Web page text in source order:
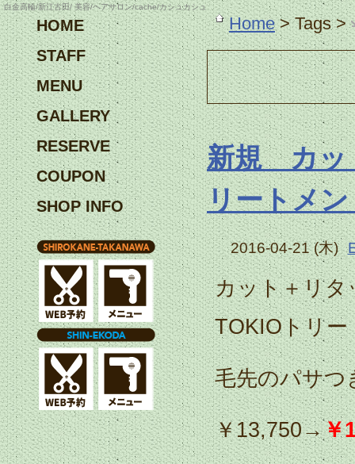
白金高輪/新江古田/ 美容/ヘアサロン/cache/カシュカシュ
Home> Tags >
新規 カッ
リートメ
2016-04-21 (木)
カット＋リタ
TOKIOトリ
毛先のパサつ
￥13,750→￥
HOME
STAFF
MENU
GALLERY
RESERVE
COUPON
SHOP INFO